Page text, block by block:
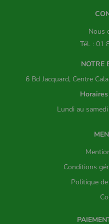
Nous
Tél. : 01
NOTRE
6 Bd Jacquard, Centre
Lundi au
Conditions
Politique